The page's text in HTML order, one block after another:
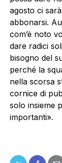
agosto ci
abbonarsi.
com’è noto
dare radici
bisogno del
perché la
nella scorsa
cornice di
solo insieme
importanti».